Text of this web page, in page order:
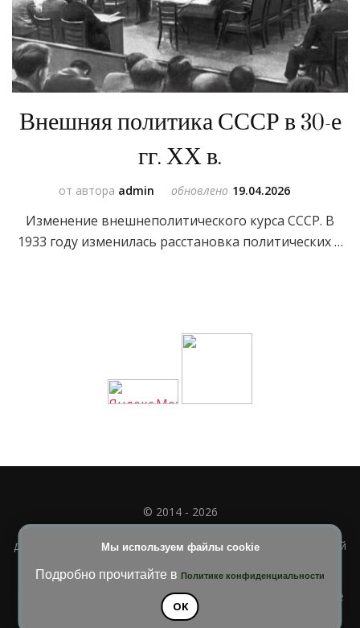
Внешняя политика СССР в 30-е
гг. ХХ в.
от автора admin обновлено 19.04.2026
Изменение внешнеполитического курса СССР. В
1933 году изменилась расстановка политических …
Мы используем файлы cookie
Подробно прочитайте в Политике конфиденциальности
OK
© 2014 - 2026
Полное или частичное использование материала
допускается только при наличии активной и индексируемой
Blossom Diva | РазработанаТемы Blossom
. На платформе
WordPress